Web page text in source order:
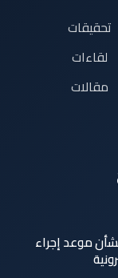
تحقيقات
لقاءات
مقالات
موعد إجراء